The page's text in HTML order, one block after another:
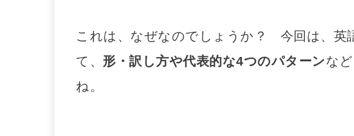
これは、なぜなのでしょうか？ 今回は、英
て、 形・訳し方や代表的な4つのパターンな
ね。